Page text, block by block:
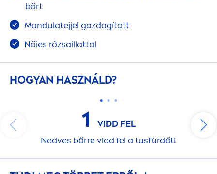
bőrt
Mandulatejjel gazdagított
Nőies rózsaillattal
HOGYAN HASZNÁLD?
1
VIDD FEL
Nedves bőrre vidd fel a tusfürdőt!